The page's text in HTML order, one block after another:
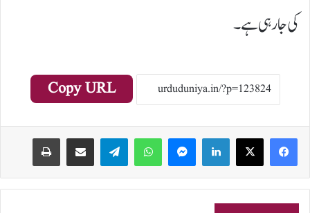
کی جا رہی ہے۔
Copy URL
LinkedIn
WhatsApp
Telegram